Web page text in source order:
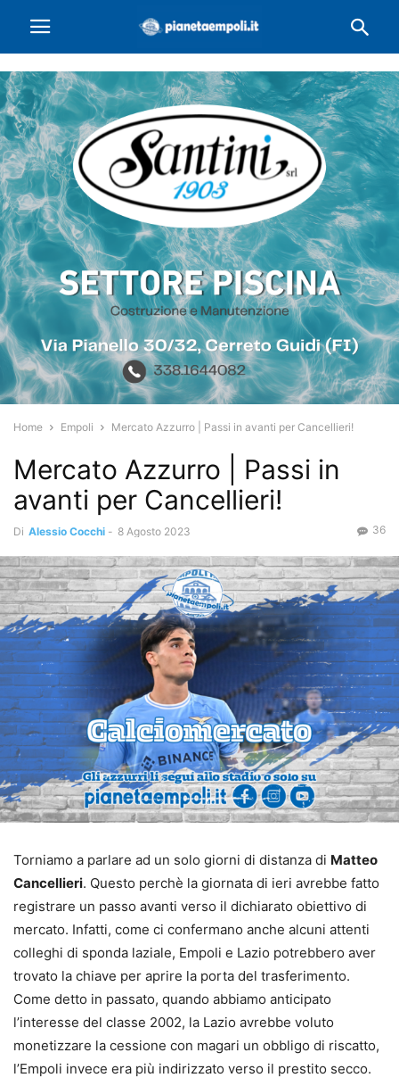
Home Empoli Mercato Azzurro | Passi in avanti per Cancellieri!
Mercato Azzurro | Passi in
avanti per Cancellieri!
Di Alessio Cocchi - 8 Agosto 2023 36
Torniamo a parlare ad un solo giorni di distanza di Matteo
Cancellieri. Questo perchè la giornata di ieri avrebbe fatto
registrare un passo avanti verso il dichiarato obiettivo di
mercato. Infatti, come ci confermano anche alcuni attenti
colleghi di sponda laziale, Empoli e Lazio potrebbero aver
trovato la chiave per aprire la porta del trasferimento.
Come detto in passato, quando abbiamo anticipato
l’interesse del classe 2002, la Lazio avrebbe voluto
monetizzare la cessione con magari un obbligo di riscatto,
l’Empoli invece era più indirizzato verso il prestito secco.